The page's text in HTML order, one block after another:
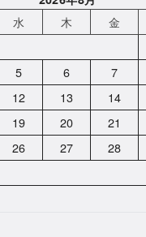
水 木 金
5 6 7
12 13 14
19 20 21
26 27 28